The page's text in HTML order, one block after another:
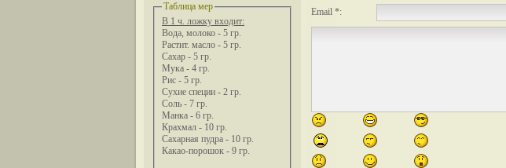
Таблица мер
В 1 ч. ложку входит:
Вода, молоко - 5 гр.
Растит. масло - 5 гр.
Сахар - 5 гр.
Мука - 4 гр.
Рис - 5 гр.
Сухие специи - 2 гр.
Соль - 7 гр.
Манка - 6 гр.
Крахмал - 10 гр.
Сахарная пудра - 10 гр.
Какао-порошок - 9 гр.
Email *: